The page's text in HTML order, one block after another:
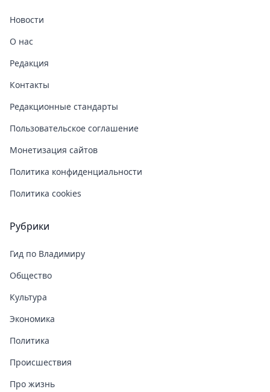
Новости
О нас
Редакция
Контакты
Редакционные стандарты
Пользовательское соглашение
Монетизация сайтов
Политика конфиденциальности
Политика cookies
Рубрики
Гид по Владимиру
Общество
Культура
Экономика
Политика
Происшествия
Про жизнь